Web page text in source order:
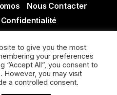
Nous Contacter
lot et Garonne - Actualité
sur Lot
to give you the most
your preferences
“Accept All”, you consent to
However, you may visit
a controlled consent.